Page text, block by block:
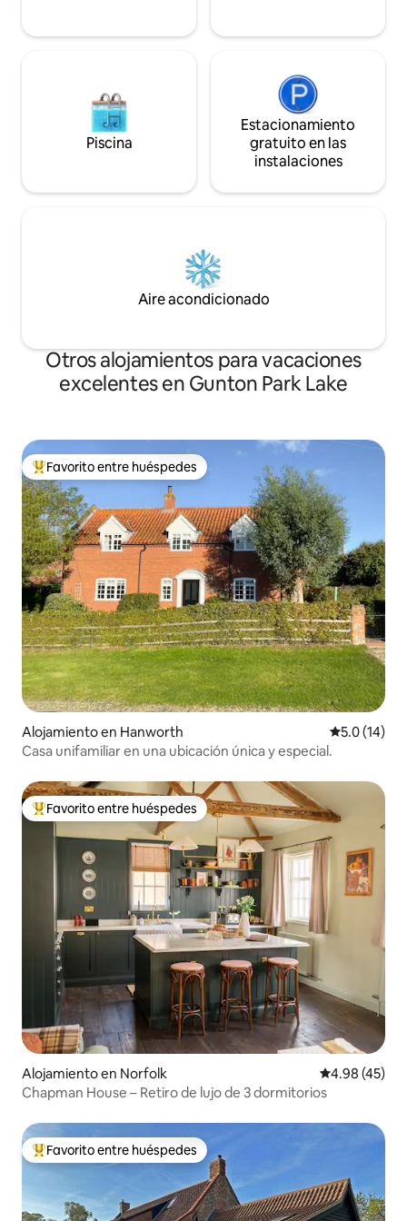
Piscina
Estacionamiento
gratuito en las
instalaciones
Aire acondicionado
Otros alojamientos para vacaciones
excelentes en Gunton Park Lake
Favorito entre huéspedes preferido
Favorito entre huéspedes
Alojamiento en Hanworth Calificación
5.0 (14)
Casa unifamiliar en una ubicación única y especial.
Favorito entre huéspedes preferido
Favorito entre huéspedes
Alojamiento en Norfolk Calificación
4.98 (45)
Chapman House – Retiro de lujo de 3 dormitorios
Favorito entre huéspedes preferido
Favorito entre huéspedes